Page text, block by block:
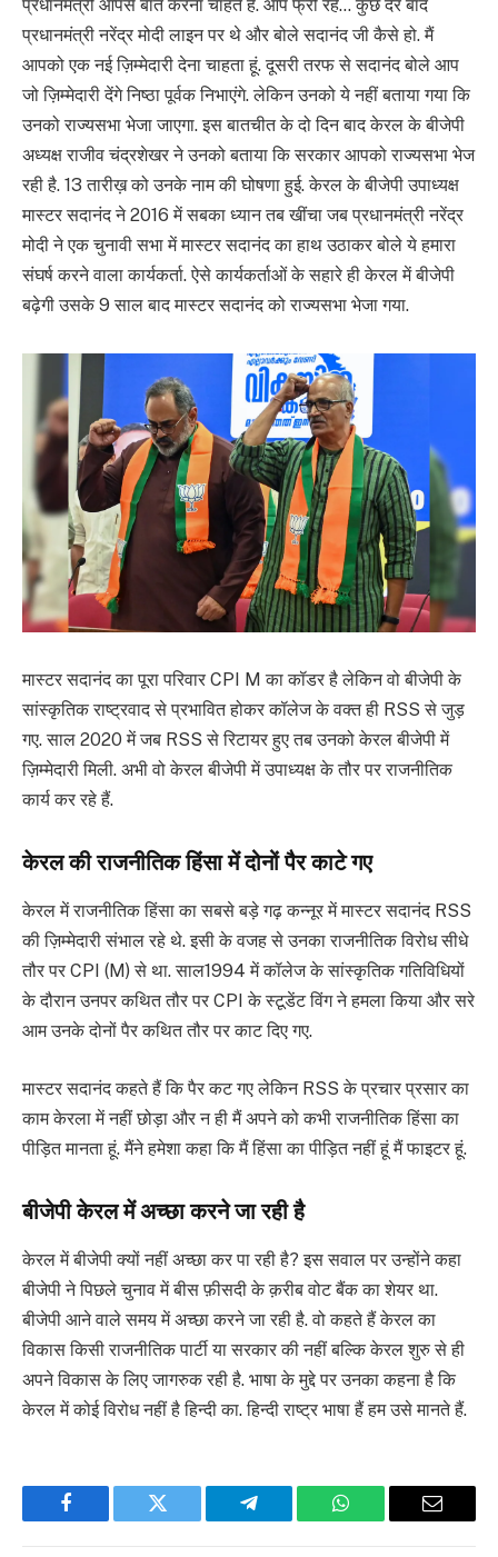
प्रधानमंत्री आपसे बात करना चाहते हैं. आप फ्री रहें… कुछ देर बाद
प्रधानमंत्री नरेंद्र मोदी लाइन पर थे और बोले सदानंद जी कैसे हो. मैं
आपको एक नई ज़िम्मेदारी देना चाहता हूं. दूसरी तरफ से सदानंद बोले आप
जो ज़िम्मेदारी देंगे निष्ठा पूर्वक निभाएंगे. लेकिन उनको ये नहीं बताया गया कि
उनको राज्यसभा भेजा जाएगा. इस बातचीत के दो दिन बाद केरल के बीजेपी
अध्यक्ष राजीव चंद्रशेखर ने उनको बताया कि सरकार आपको राज्यसभा भेज
रही है. 13 तारीख़ को उनके नाम की घोषणा हुई. केरल के बीजेपी उपाध्यक्ष
मास्टर सदानंद ने 2016 में सबका ध्यान तब खींचा जब प्रधानमंत्री नरेंद्र
मोदी ने एक चुनावी सभा में मास्टर सदानंद का हाथ उठाकर बोले ये हमारा
संघर्ष करने वाला कार्यकर्ता. ऐसे कार्यकर्ताओं के सहारे ही केरल में बीजेपी
बढ़ेगी उसके 9 साल बाद मास्टर सदानंद को राज्यसभा भेजा गया.
मास्टर सदानंद का पूरा परिवार CPI M का कॉडर है लेकिन वो बीजेपी के
सांस्कृतिक राष्ट्रवाद से प्रभावित होकर कॉलेज के वक्त ही RSS से जुड़
गए. साल 2020 में जब RSS से रिटायर हुए तब उनको केरल बीजेपी में
ज़िम्मेदारी मिली. अभी वो केरल बीजेपी में उपाध्यक्ष के तौर पर राजनीतिक
कार्य कर रहे हैं.
केरल की राजनीतिक हिंसा में दोनों पैर काटे गए
केरल में राजनीतिक हिंसा का सबसे बड़े गढ़ कन्नूर में मास्टर सदानंद RSS
की ज़िम्मेदारी संभाल रहे थे. इसी के वजह से उनका राजनीतिक विरोध सीधे
तौर पर CPI (M) से था. साल1994 में कॉलेज के सांस्कृतिक गतिविधियों
के दौरान उनपर कथित तौर पर CPI के स्टूडेंट विंग ने हमला किया और सरे
आम उनके दोनों पैर कथित तौर पर काट दिए गए.
मास्टर सदानंद कहते हैं कि पैर कट गए लेकिन RSS के प्रचार प्रसार का
काम केरला में नहीं छोड़ा और न ही मैं अपने को कभी राजनीतिक हिंसा का
पीड़ित मानता हूं. मैंने हमेशा कहा कि मैं हिंसा का पीड़ित नहीं हूं मैं फाइटर हूं.
बीजेपी केरल में अच्छा करने जा रही है
केरल में बीजेपी क्यों नहीं अच्छा कर पा रही है? इस सवाल पर उन्होंने कहा
बीजेपी ने पिछले चुनाव में बीस फ़ीसदी के क़रीब वोट बैंक का शेयर था.
बीजेपी आने वाले समय में अच्छा करने जा रही है. वो कहते हैं केरल का
विकास किसी राजनीतिक पार्टी या सरकार की नहीं बल्कि केरल शुरु से ही
अपने विकास के लिए जागरुक रही है. भाषा के मुद्दे पर उनका कहना है कि
केरल में कोई विरोध नहीं है हिन्दी का. हिन्दी राष्ट्र भाषा हैं हम उसे मानते हैं.
Facebook Twitter Telegram WhatsApp Email